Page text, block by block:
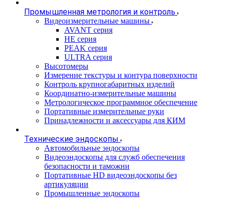
Промышленная метрология и контроль
Видеоизмерительные машины
AVANT серия
HE серия
PEAK серия
ULTRA серия
Высотомеры
Измерение текстуры и контура поверхности
Контроль крупногабаритных изделий
Координатно-измерительные машины
Метрологическое программное обеспечение
Портативные измерительные руки
Принадлежности и аксессуары для КИМ
Технические эндоскопы
Автомобильные эндоскопы
Видеоэндоскопы для служб обеспечения
безопасности и таможни
Портативные HD видеоэндоскопы без
артикуляции
Промышленные эндоскопы